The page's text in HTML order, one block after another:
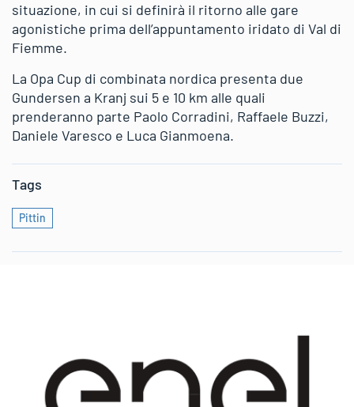
situazione, in cui si definirà il ritorno alle gare
agonistiche prima dell’appuntamento iridato di Val di
Fiemme.
La Opa Cup di combinata nordica presenta due
Gundersen a Kranj sui 5 e 10 km alle quali
prenderanno parte Paolo Corradini, Raffaele Buzzi,
Daniele Varesco e Luca Gianmoena.
Tags
Pittin